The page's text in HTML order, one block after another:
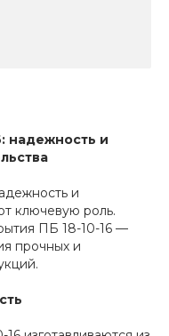
надежность и
и
ключевую роль.
ПБ 18-10-16 —
прочных и